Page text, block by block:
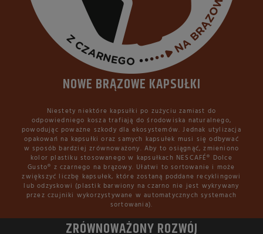
NOWE BRĄZOWE KAPSUŁKI
Niestety niektóre kapsułki po zużyciu zamiast do
odpowiedniego kosza trafiają do środowiska naturalnego,
powodując poważne szkody dla ekosystemów. Jednak utylizacja
opakowań na kapsułki oraz samych kapsułek musi się odbywać
w sposób bardziej zrównoważony. Aby to osiągnąć, zmieniono
kolor plastiku stosowanego w kapsułkach NESCAFÉ® Dolce
Gusto® z czarnego na brązowy. Ułatwi to sortowanie i może
zwiększyć liczbę kapsułek, które zostaną poddane recyklingowi
lub odzyskowi (plastik barwiony na czarno nie jest wykrywany
przez czujniki wykorzystywane w automatycznych systemach
sortowania).
ZRÓWNOWAŻONY ROZWÓJ